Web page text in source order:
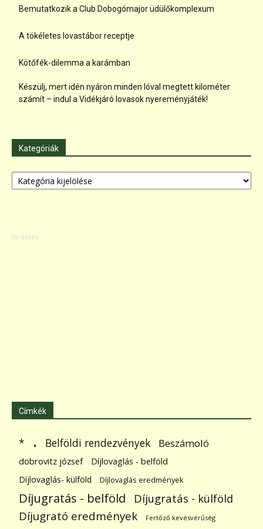
Bemutatkozik a Club Dobogómajor üdülőkomplexum
A tökéletes lovastábor receptje
Kötőfék-dilemma a karámban
Készülj, mert idén nyáron minden lóval megtett kilométer
számít – indul a Vidékjáró lovasok nyereményjáték!
Kategóriák
Kategóriák
Címkék
* . Belföldi rendezvények Beszámoló
dobrovitz józsef
Díjlovaglás - belföld
Díjlovaglás- külföld
Díjlovaglás eredmények
Díjugratás - belföld Díjugratás - külföld
Díjugrató eredmények Fertőző kevésvérűség